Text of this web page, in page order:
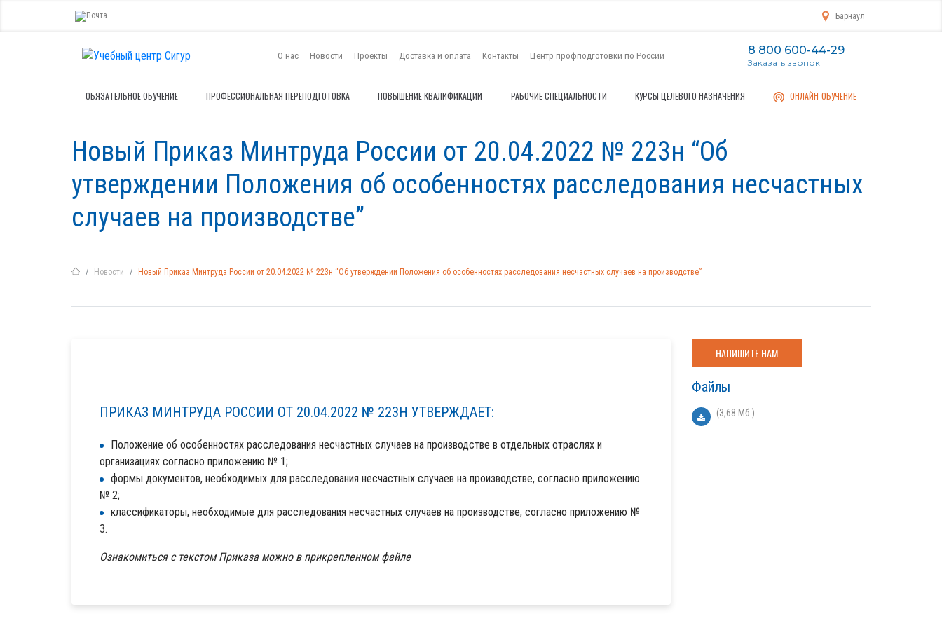
Барнаул
О нас Новости Проекты Доставка и оплата Контакты Центр профподготовки по России 8 800 600-44-29
Заказать звонок
ОБЯЗАТЕЛЬНОЕ ОБУЧЕНИЕ ПРОФЕССИОНАЛЬНАЯ ПЕРЕПОДГОТОВКА ПОВЫШЕНИЕ КВАЛИФИКАЦИИ РАБОЧИЕ СПЕЦИАЛЬНОСТИ КУРСЫ ЦЕЛЕВОГО НАЗНАЧЕНИЯ ОНЛАЙН-ОБУЧЕНИЕ
Новый Приказ Минтруда России от 20.04.2022 № 223н “Об
утверждении Положения об особенностях расследования несчастных
случаев на производстве”
Новости Новый Приказ Минтруда России от 20.04.2022 № 223н “Об утверждении Положения об особенностях расследования несчастных случаев на производстве”
ПРИКАЗ МИНТРУДА РОССИИ ОТ 20.04.2022 № 223Н УТВЕРЖДАЕТ:
Положение об особенностях расследования несчастных случаев на производстве в отдельных отраслях и
организациях согласно приложению № 1;
формы документов, необходимых для расследования несчастных случаев на производстве, согласно приложению
№ 2;
классификаторы, необходимые для расследования несчастных случаев на производстве, согласно приложению №
3.
Ознакомиться с текстом Приказа можно в прикрепленном файле
НАПИШИТЕ НАМ
Файлы
(3,68 Мб.)